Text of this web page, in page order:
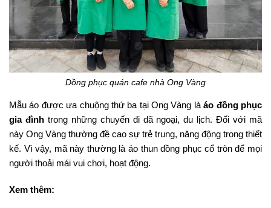
Dồng phục quán cafe nhà Ong Vàng
Mẫu áo được ưa chuộng thứ ba tại Ong Vàng làáo đồng phục
gia đìnhtrong những chuyến đi dã ngoại, du lịch. Đối với mã
này Ong Vàng thường đề cao sự trẻ trung, năng động trong thiết
kế. Vì vậy, mã này thường là áo thun đồng phục cổ tròn để mọi
người thoải mái vui chơi, hoạt động.
Xem thêm: